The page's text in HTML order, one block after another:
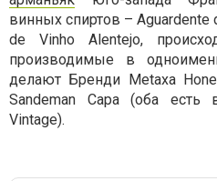
винных спиртов – Aguardente
de Vinho Alentejo,
производимые в
делают Бренди Metaxa
Sandeman Capa (оба есть
Vintage).